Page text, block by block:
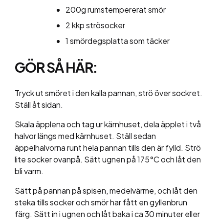
200g rumstempererat smör
2 kkp strösocker
1 smördegsplatta som täcker
GÖR SÅ HÄR:
Tryck ut smöret i den kalla pannan, strö över sockret.
Ställ åt sidan.
Skala äpplena och tag ur kärnhuset, dela äpplet i två
halvor längs med kärnhuset. Ställ sedan
äppelhalvorna runt hela pannan tills den är fylld. Strö
lite socker ovanpå. Sätt ugnen på 175°Coch låt den
bli varm.
Sätt på pannan på spisen, medelvärme, och låt den
steka tills socker och smör har fått en gyllenbrun
färg. Sätt in i ugnen och låt baka i ca 30 minuter eller